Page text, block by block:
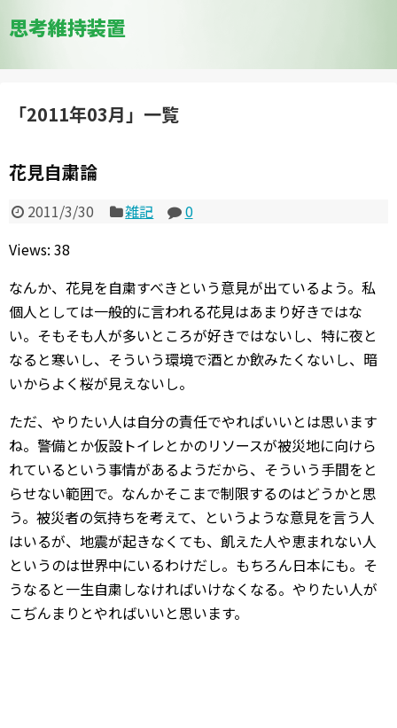
思考維持装置
「2011年03月」 一覧
花見自粛論
2011/3/30 雑記
0
Views: 38
なんか、花見を自粛すべきという意見が出ているよう。私
個人としては一般的に言われる花見はあまり好きではな
い。そもそも人が多いところが好きではないし、特に夜と
なると寒いし、そういう環境で酒とか飲みたくないし、暗
いからよく桜が見えないし。
ただ、やりたい人は自分の責任でやればいいとは思います
ね。警備とか仮設トイレとかのリソースが被災地に向けら
れているという事情があるようだから、そういう手間をと
らせない範囲で。なんかそこまで制限するのはどうかと思
う。被災者の気持ちを考えて、というような意見を言う人
はいるが、地震が起きなくても、飢えた人や恵まれない人
というのは世界中にいるわけだし。もちろん日本にも。そ
うなると一生自粛しなければいけなくなる。やりたい人が
こぢんまりとやればいいと思います。